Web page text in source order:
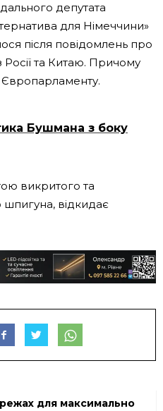
депутата
для Німеччини»
після повідомлень про
та Китаю. Причому
Європарламенту.
Бушмана з боку
викритого та
відкидає
для максимально